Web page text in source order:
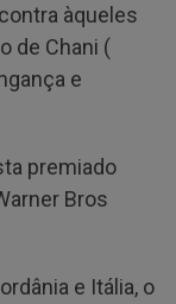
àqueles
de Chani (
e
premiado
Bros
e Itália, o